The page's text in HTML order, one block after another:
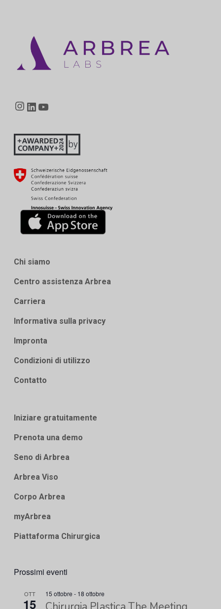
Instagram
LinkedIn
Chi siamo
Centro assistenza Arbrea
Carriera
Informativa sulla privacy
Impronta
Condizioni di utilizzo
Contatto
Iniziare gratuitamente
Prenota una demo
Seno di Arbrea
Arbrea Viso
Corpo Arbrea
myArbrea
Piattaforma Chirurgica
Prossimi eventi
OTT
15
15 ottobre - 18 ottobre